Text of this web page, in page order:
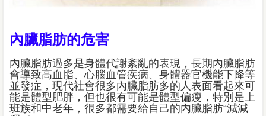
內臟脂肪的危害
內臟脂肪過多是身體代謝紊亂的表現，長期內臟脂肪
會導致高血脂、心腦血管疾病、身體器官機能下降等
並發症，現代社會很多內臟脂肪多的人表面看起來可
能是體型肥胖，但也很有可能是體型偏瘦，特別是上
班族和中老年，很多都需要給自己的內臟脂肪“減減